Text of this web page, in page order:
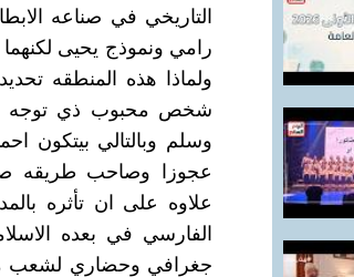
التاريخي في صناعه
رامي ونموذج يحيى
ولماذا هذه المنطقه
شخص محبوب ذي توجه
وسلم وبالتالي بيتكون
عجوزا وصاحب طريقه
علاوه على ان تأثره
الفارسي في بعده
جغرافي وحضاري لشعب ما